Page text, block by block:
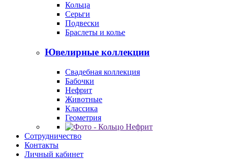
Кольца
Серьги
Подвески
Браслеты и колье
Ювелирные коллекции
Свадебная коллекция
Бабочки
Нефрит
Животные
Классика
Геометрия
Сотрудничество
Контакты
Личный кабинет